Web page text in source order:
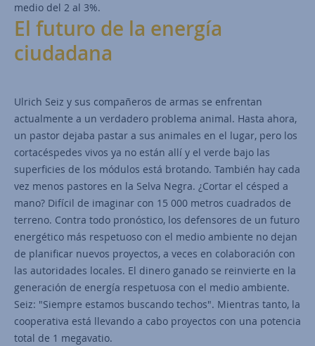
medio del 2 al 3%.
El futuro de la energía
ciudadana
Ulrich Seiz y sus compañeros de armas se enfrentan
actualmente a un verdadero problema animal. Hasta ahora,
un pastor dejaba pastar a sus animales en el lugar, pero los
cortacéspedes vivos ya no están allí y el verde bajo las
superficies de los módulos está brotando. También hay cada
vez menos pastores en la Selva Negra. ¿Cortar el césped a
mano? Difícil de imaginar con 15 000 metros cuadrados de
terreno. Contra todo pronóstico, los defensores de un futuro
energético más respetuoso con el medio ambiente no dejan
de planificar nuevos proyectos, a veces en colaboración con
las autoridades locales. El dinero ganado se reinvierte en la
generación de energía respetuosa con el medio ambiente.
Seiz: "Siempre estamos buscando techos". Mientras tanto, la
cooperativa está llevando a cabo proyectos con una potencia
total de 1 megavatio.